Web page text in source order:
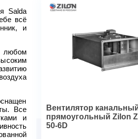
Salda
всё
и
любом
Все
и
Модель
Напряжение 50 Гц, В
Номинальный ток, А
Частота вращения, обмин
Вентилятор
прямоугольный Zilon
50-6D